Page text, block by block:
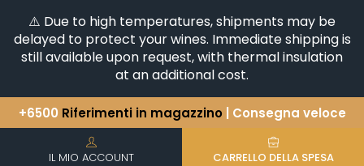
⚠️ Due to high temperatures, shipments may be
delayed to protect your wines. Immediate shipping is
still available upon request, with thermal insulation
at an additional cost.
+6500 Riferimenti in magazzino| Consegna veloce
Avete una domanda?
Scopri la nostra selezione di
Orizzontali e Verticali
IL MIO ACCOUNT
CARRELLO DELLA SPESA